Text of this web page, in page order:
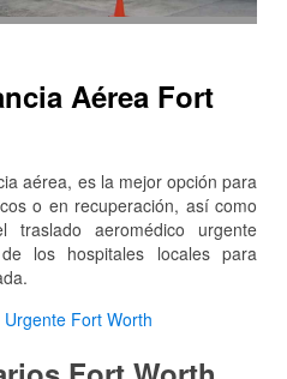
Aérea Fort
aérea, es la mejor opción para
o en recuperación, así como
traslado aeromédico urgente
los hospitales locales para
Fort Worth